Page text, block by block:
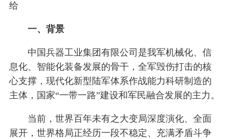
给
一、背景
中国兵器工业集团有限公司是我军机械化、信
息化、智能化装备发展的骨干，全军毁伤打击的核
心支撑，现代化新型陆军体系作战能力科研制造的
主体，国家“一带一路”建设和军民融合发展的主力。
当前，世界百年未有之大变局深度演化、全面
展开，世界格局正经历一段不稳定、充满矛盾斗争